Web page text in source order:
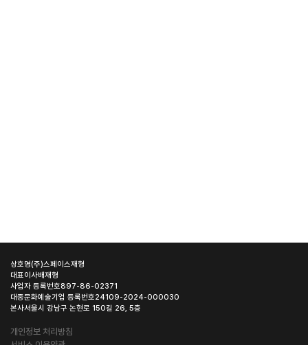
상호명(주)스페이스재형
대표이사배재형
사업자 등록번호897-86-02371
대중문화예술기업 등록번호24109-2024-000030
본사서울시 강남구 논현로 150길 26, 5층
개인정보 처리방침